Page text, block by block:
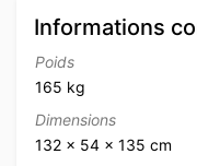
Informations
Poids
165 kg
Dimensions
132 × 54 × 135 cm